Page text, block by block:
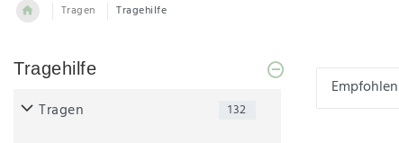
Tragen Tragehilfe
Tragehilfe
Tragen 132